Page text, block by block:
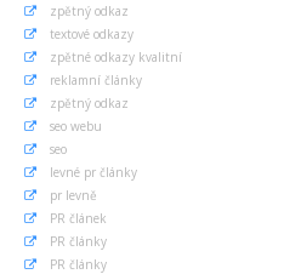
zpětný odkaz
textové odkazy
zpětné odkazy kvalitní
reklamní články
zpětný odkaz
seo webu
seo
levné pr články
pr levně
PR článek
PR články
PR články